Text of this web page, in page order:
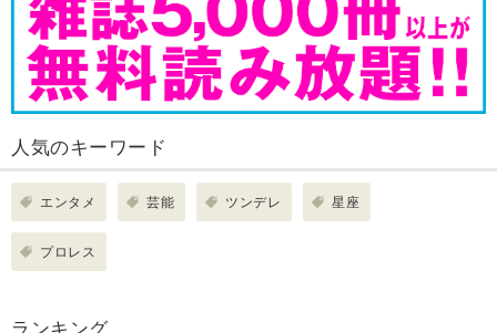
人気のキーワード
エンタメ 芸能 ツンデレ 星座
プロレス
ランキング